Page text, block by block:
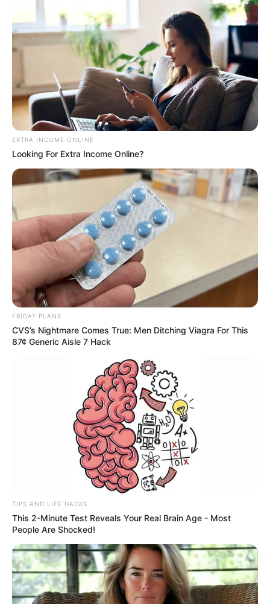
EXTRA INCOME ONLINE
Looking For Extra Income Online?
FRIDAY PLANS
CVS’s Nightmare Comes True: Men Ditching Viagra For This
87¢ Generic Aisle 7 Hack
TIPS AND LIFE HACKS
This 2-Minute Test Reveals Your Real Brain Age - Most
People Are Shocked!